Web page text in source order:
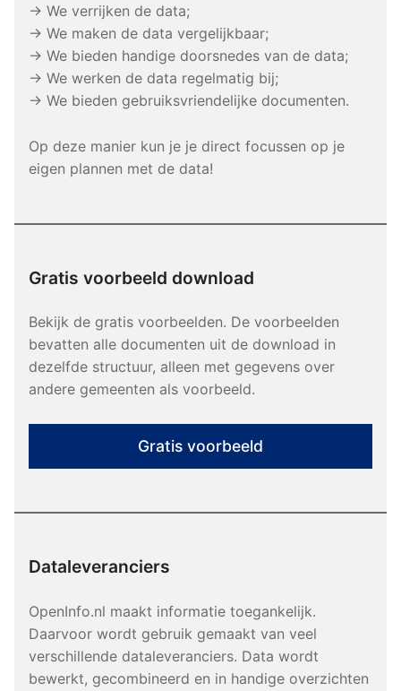
→ We verrijken de data;
→ We maken de data vergelijkbaar;
→ We bieden handige doorsnedes van de data;
→ We werken de data regelmatig bij;
→ We bieden gebruiksvriendelijke documenten.
Op deze manier kun je je direct focussen op je
eigen plannen met de data!
Gratis voorbeeld download
Bekijk de gratis voorbeelden. De voorbeelden
bevatten alle documenten uit de download in
dezelfde structuur, alleen met gegevens over
andere gemeenten als voorbeeld.
Gratis voorbeeld
Dataleveranciers
OpenInfo.nl maakt informatie toegankelijk.
Daarvoor wordt gebruik gemaakt van veel
verschillende dataleveranciers. Data wordt
bewerkt, gecombineerd en in handige overzichten